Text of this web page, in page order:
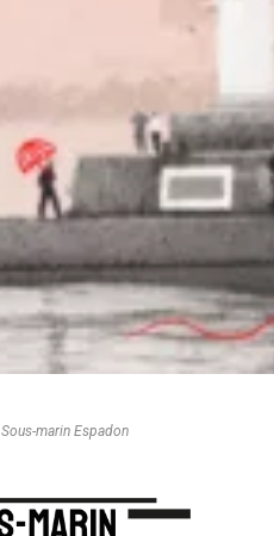
Sous-marin Espadon